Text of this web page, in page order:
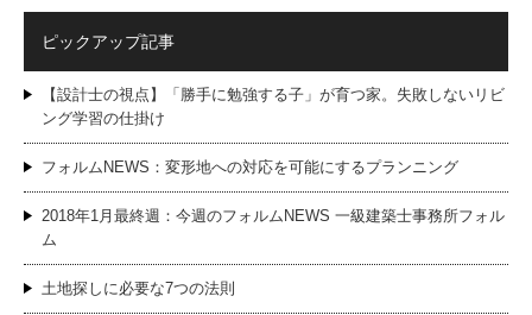
ピックアップ記事
【設計士の視点】「勝手に勉強する子」が育つ家。失敗しないリビ
ング学習の仕掛け
フォルムNEWS：変形地への対応を可能にするプランニング
2018年1月最終週：今週のフォルムNEWS 一級建築士事務所フォル
ム
土地探しに必要な7つの法則